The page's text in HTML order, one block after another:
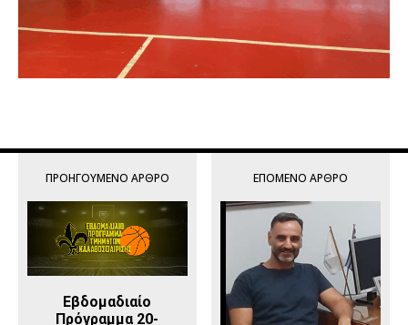
ΠΡΟΗΓΟΎΜΕΝΟ ΆΡΘΡΟ
Εβδομαδιαίο
Πρόγραμμα 20-
ΕΠΌΜΕΝΟ ΆΡΘΡΟ